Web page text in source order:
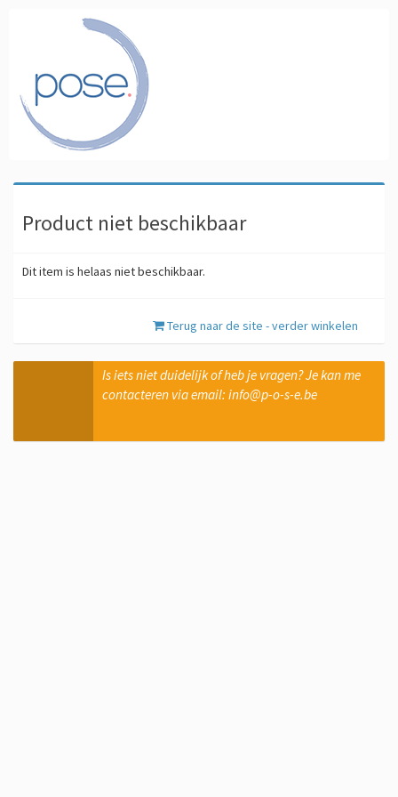
Product niet beschikbaar
Dit item is helaas niet beschikbaar.
Terug naar de site - verder winkelen
Is iets niet duidelijk of heb je vragen? Je kan me
contacteren via email: info@p-o-s-e.be